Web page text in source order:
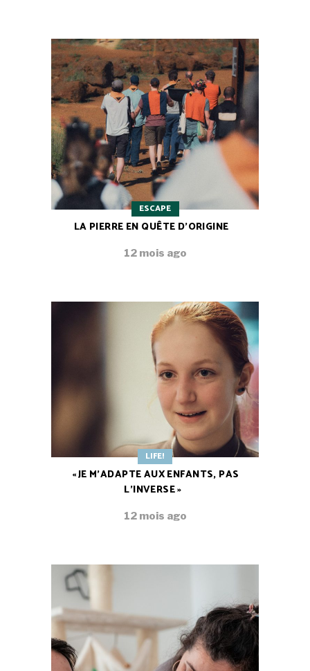
ESCAPE
LA PIERRE EN QUÊTE D’ORIGINE
12 mois ago
LIFE!
« JE M’ADAPTE AUX ENFANTS, PAS
L’INVERSE »
12 mois ago